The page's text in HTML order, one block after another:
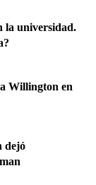
la universidad.
Willington en
dejó